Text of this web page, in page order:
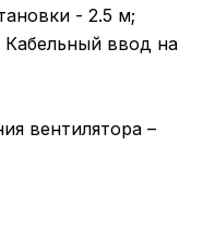
- 2.5 м;
ввод на
вентилятора –